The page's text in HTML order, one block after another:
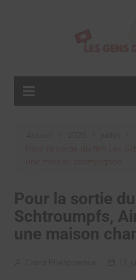
Pour la sortie
Schtroumpfs,
une maison